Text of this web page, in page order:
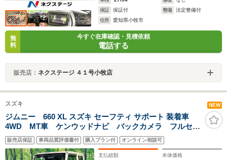
保証
保証付 整備
法定整備付
住所
愛知県小牧市
無
料
今すぐ在庫確認・見積依頼
電話する
販売店： ネクステージ ４１号小牧店
スズキ NEW
ジムニー 660 XL スズキ セーフティ サポート 装着車
4WD MT車 ケンウッドナビ バックカメラ フルセ
グ 衝突軽減ブレーキ 車線逸脱警報 シートヒータ
ー スマートキー オートライト オートハイビーム
電動格納ミラー
販売店保証 車両品質評価書付 購入プラン付 オンライン相談可
支払総額 本体価格